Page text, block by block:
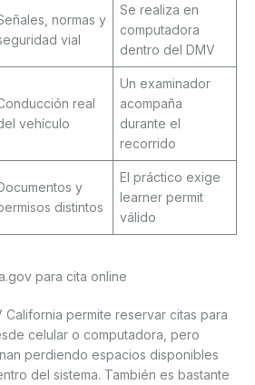
normas y
vial
Se realiza en
computadora
dentro del DMV
real
vehículo
Un examinador
acompaña
durante el
recorrido
y
distintos
El práctico exige
learner permit
válido
para cita online
California permite reservar citas para
celular o computadora, pero
perdiendo espacios disponibles
del sistema. También es bastante